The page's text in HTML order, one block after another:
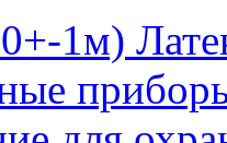
1м)